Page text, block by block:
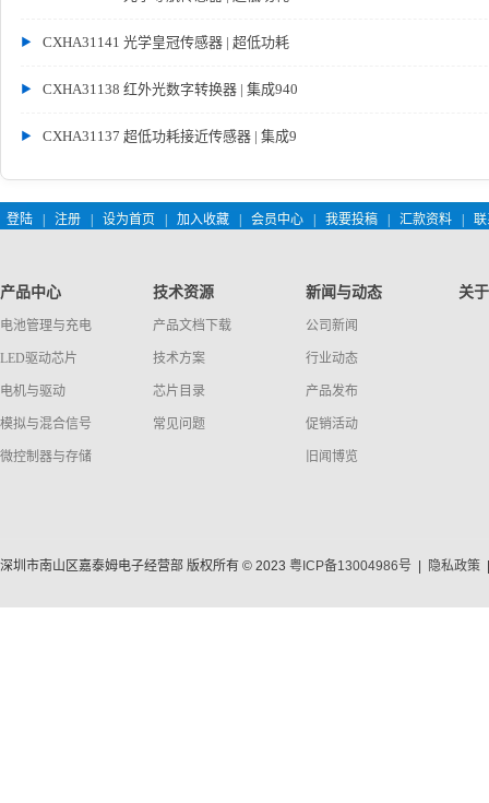
CXHA31141 光学皇冠传感器 | 超低功耗
CXHA31138 红外光数字转换器 | 集成940
CXHA31137 超低功耗接近传感器 | 集成9
登陆 | 注册 | 设为首页 | 加入收藏 | 会员中心 | 我要投稿 | 汇款资料 |
产品中心
电池管理与充电
LED驱动芯片
电机与驱动
模拟与混合信号
微控制器与存储
技术资源
产品文档下载
技术方案
芯片目录
常见问题
新闻与动态
公司新闻
行业动态
产品发布
促销活动
旧闻博览
关
深圳市南山区嘉泰姆电子经营部 版权所有 © 2023 粤ICP备13004986号 | 隐私政策